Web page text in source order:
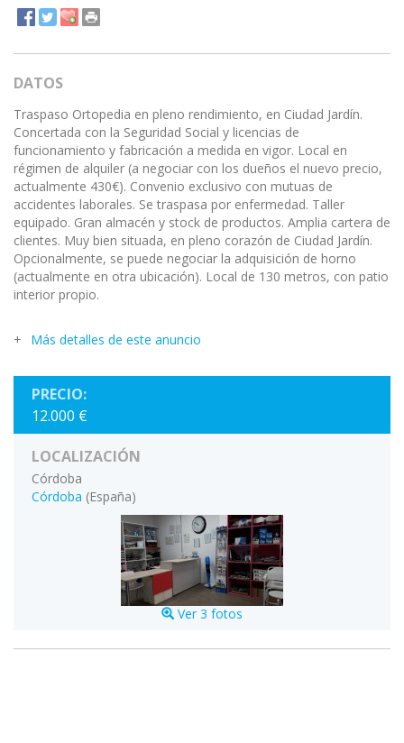
DATOS
Traspaso Ortopedia en pleno rendimiento, en Ciudad Jardín.
Concertada con la Seguridad Social y licencias de
funcionamiento y fabricación a medida en vigor. Local en
régimen de alquiler (a negociar con los dueños el nuevo precio,
actualmente 430€). Convenio exclusivo con mutuas de
accidentes laborales. Se traspasa por enfermedad. Taller
equipado. Gran almacén y stock de productos. Amplia cartera de
clientes. Muy bien situada, en pleno corazón de Ciudad Jardín.
Opcionalmente, se puede negociar la adquisición de horno
(actualmente en otra ubicación). Local de 130 metros, con patio
interior propio.
Más detalles de este anuncio
PRECIO:
12.000 €
LOCALIZACIÓN
Córdoba
Córdoba (España)
Ver 3 fotos